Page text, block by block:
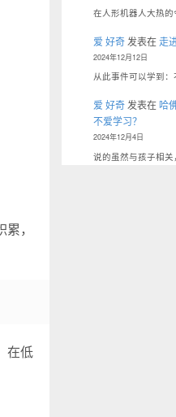
，
在低
在人形机器人大热
爱 好奇 发表在走
2024年12月12日
从此事件可以学到
爱 好奇 发表在 哈
不爱学习？
2024年12月4日
说的虽然与孩子相